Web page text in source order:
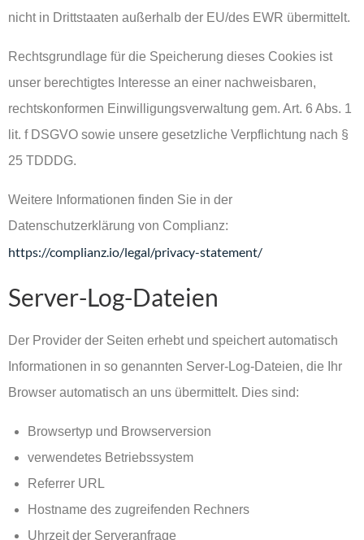
nicht in Drittstaaten außerhalb der EU/des EWR übermittelt.
Rechtsgrundlage für die Speicherung dieses Cookies ist
unser berechtigtes Interesse an einer nachweisbaren,
rechtskonformen Einwilligungsverwaltung gem. Art. 6 Abs. 1
lit. f DSGVO sowie unsere gesetzliche Verpflichtung nach §
25 TDDDG.
Weitere Informationen finden Sie in der
Datenschutzerklärung von Complianz:
https://complianz.io/legal/privacy-statement/
Server-Log-Dateien
Der Provider der Seiten erhebt und speichert automatisch
Informationen in so genannten Server-Log-Dateien, die Ihr
Browser automatisch an uns übermittelt. Dies sind:
Browsertyp und Browserversion
verwendetes Betriebssystem
Referrer URL
Hostname des zugreifenden Rechners
Uhrzeit der Serveranfrage